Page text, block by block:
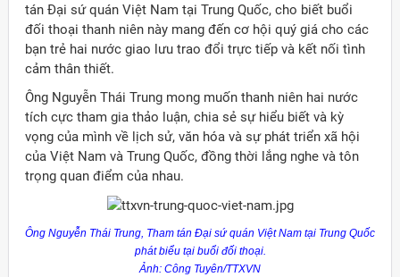
tán Đại sứ quán Việt Nam tại Trung Quốc, cho biết buổi
đối thoại thanh niên này mang đến cơ hội quý giá cho các
bạn trẻ hai nước giao lưu trao đổi trực tiếp và kết nối tình
cảm thân thiết.
Ông Nguyễn Thái Trung mong muốn thanh niên hai nước
tích cực tham gia thảo luận, chia sẻ sự hiểu biết và kỳ
vọng của mình về lịch sử, văn hóa và sự phát triển xã hội
của Việt Nam và Trung Quốc, đồng thời lắng nghe và tôn
trọng quan điểm của nhau.
Ông Nguyễn Thái Trung, Tham tán Đại sứ quán Việt Nam tại Trung Quốc
phát biểu tại buổi đối thoại.
Ảnh: Công Tuyên/TTXVN